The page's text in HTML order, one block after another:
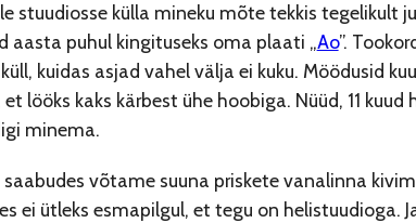
stuudiosse külla mineku mõte tekkis tegelikult
aasta puhul kingituseks oma plaati „Ao”.
kuidas asjad vahel välja ei kuku. Möödusid
lööks kaks kärbest ühe hoobiga. Nüüd, 11
minema.
saabudes võtame suuna priskete vanalinna
ei ütleks esmapilgul, et tegu on helistuudioga.